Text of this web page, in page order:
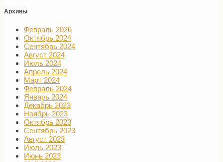
Архивы
Февраль 2026
Октябрь 2024
Сентябрь 2024
Август 2024
Июль 2024
Апрель 2024
Март 2024
Февраль 2024
Январь 2024
Декабрь 2023
Ноябрь 2023
Октябрь 2023
Сентябрь 2023
Август 2023
Июль 2023
Июнь 2023